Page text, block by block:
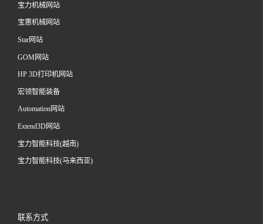
宝力机械网站
宝惠机械网站
Star网站
GOM网站
HP 3D打印机网站
宏领智能装备
Automation网站
Extend3D网站
宝力智能科技(越南)
宝力智能科技(马来西亚)
联系方式